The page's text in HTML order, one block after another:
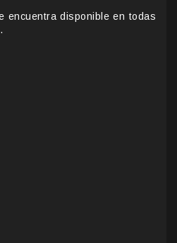
encuentra disponible en todas